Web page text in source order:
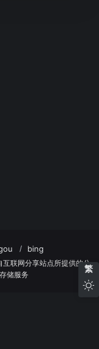
繁
bing
联网分享站点所提供的公
储服务